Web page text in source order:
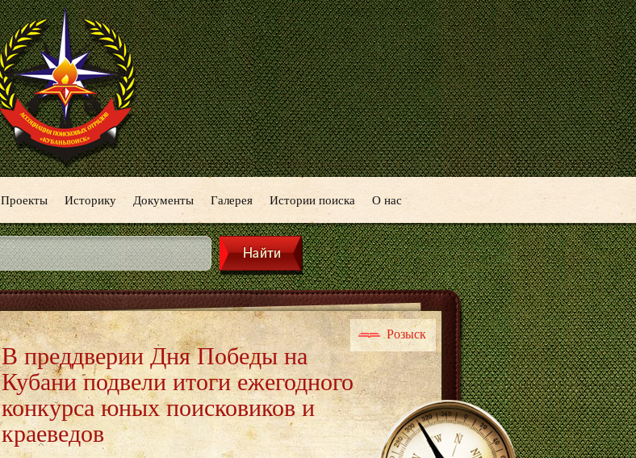
Проекты Историку Документы Галерея Истории поиска О нас
Розыск
В преддверии Дня Победы на
Кубани подвели итоги ежегодного
конкурса юных поисковиков и
краеведов